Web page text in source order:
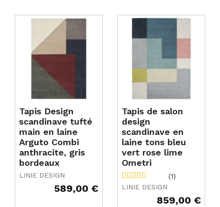
Tapis Design
scandinave tufté
main en laine
Arguto Combi
anthracite, gris
bordeaux
LINIE DESIGN
589,00 €
Tapis de salon
design
scandinave en
laine tons bleu
vert rose lime
Ometri
(1)
LINIE DESIGN
859,00 €